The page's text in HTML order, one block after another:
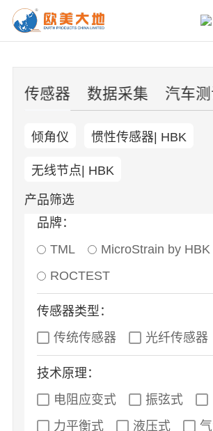
热销爆品
新品速递
技术与服务
欧美大地官网
传感器 数据采集 汽车
倾角仪 惯性传感器| HBK
无线节点| HBK
产品筛选
品牌：
TML
MicroStrain by HBK
ROCTEST
传感器类型：
传统传感器
光纤传感器
技术原理：
电阻应变式
振弦式
力平衡式
液压式